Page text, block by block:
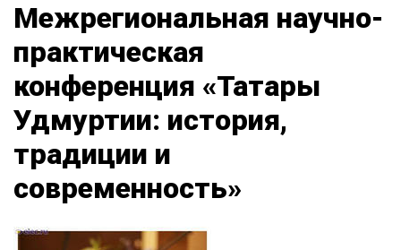
Межрегиональная научно-
практическая
конференция «Татары
Удмуртии: история,
традиции и
современность»